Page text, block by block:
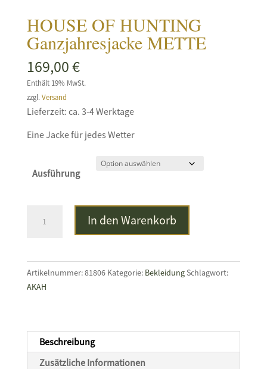
HOUSE OF HUNTING
Ganzjahresjacke METTE
169,00€
Enthält 19% MwSt.
zzgl. Versand
Lieferzeit: ca. 3-4 Werktage
Eine Jacke für jedes Wetter
Ausführung
METTE
Menge
In den Warenkorb
Artikelnummer:81806 Kategorie: BekleidungSchlagwort:
AKAH
Beschreibung
Zusätzliche Informationen